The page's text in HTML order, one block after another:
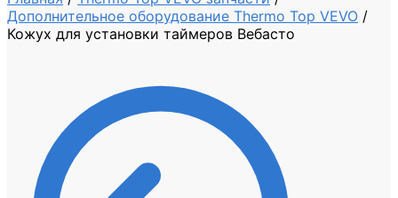
Дополнительное оборудование Thermo Top VEVO /
Кожух для установки таймеров Вебасто